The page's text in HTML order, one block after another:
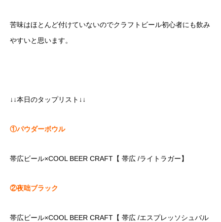
苦味はほとんど付けていないのでクラフトビール初心者にも飲み
やすいと思います。
↓↓本日のタップリスト↓↓
①パウダーボウル
帯広ビール×COOL BEER CRAFT【 帯広 /ライトラガー】
②夜咄ブラック
帯広ビール×COOL BEER CRAFT【 帯広 /エスプレッソシュバル